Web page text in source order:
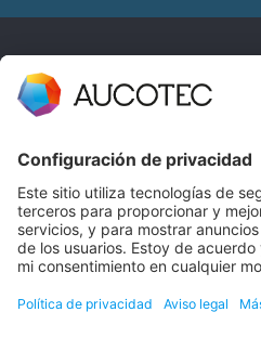
CONTACTO
Teléfono +49 511 6103 0
AUCOTEC AG
30916 Isernhagen